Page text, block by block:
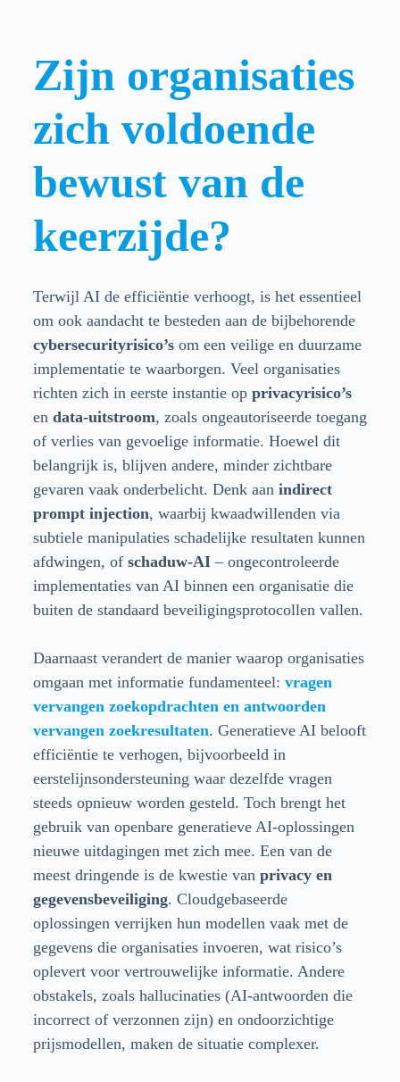
Zijn organisaties
zich voldoende
bewust van de
keerzijde?
Terwijl AI de efficiëntie verhoogt, is het essentieel
om ook aandacht te besteden aan de bijbehorende
cybersecurityrisico’som een veilige en duurzame
implementatie te waarborgen. Veel organisaties
richten zich in eerste instantie op privacyrisico’s
en data-uitstroom, zoals ongeautoriseerde toegang
of verlies van gevoelige informatie. Hoewel dit
belangrijk is, blijven andere, minder zichtbare
gevaren vaak onderbelicht. Denk aan indirect
prompt injection, waarbij kwaadwillenden via
subtiele manipulaties schadelijke resultaten kunnen
afdwingen, of schaduw-AI– ongecontroleerde
implementaties van AI binnen een organisatie die
buiten de standaard beveiligingsprotocollen vallen.
Daarnaast verandert de manier waarop organisaties
omgaan met informatie fundamenteel: vragen
vervangen zoekopdrachten en antwoorden
vervangen zoekresultaten. Generatieve AI belooft
efficiëntie te verhogen, bijvoorbeeld in
eerstelijnsondersteuning waar dezelfde vragen
steeds opnieuw worden gesteld. Toch brengt het
gebruik van openbare generatieve AI-oplossingen
nieuwe uitdagingen met zich mee. Een van de
meest dringende is de kwestie van privacy en
gegevensbeveiliging. Cloudgebaseerde
oplossingen verrijken hun modellen vaak met de
gegevens die organisaties invoeren, wat risico’s
oplevert voor vertrouwelijke informatie. Andere
obstakels, zoals hallucinaties (AI-antwoorden die
incorrect of verzonnen zijn) en ondoorzichtige
prijsmodellen, maken de situatie complexer.